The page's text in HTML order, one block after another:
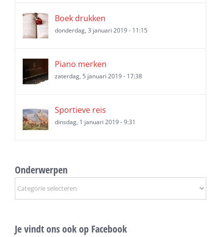
Boek drukken
donderdag, 3 januari 2019 - 11:15
Piano merken
zaterdag, 5 januari 2019 - 17:38
Sportieve reis
dinsdag, 1 januari 2019 - 9:31
Onderwerpen
Onderwerpen
Je vindt ons ook op Facebook